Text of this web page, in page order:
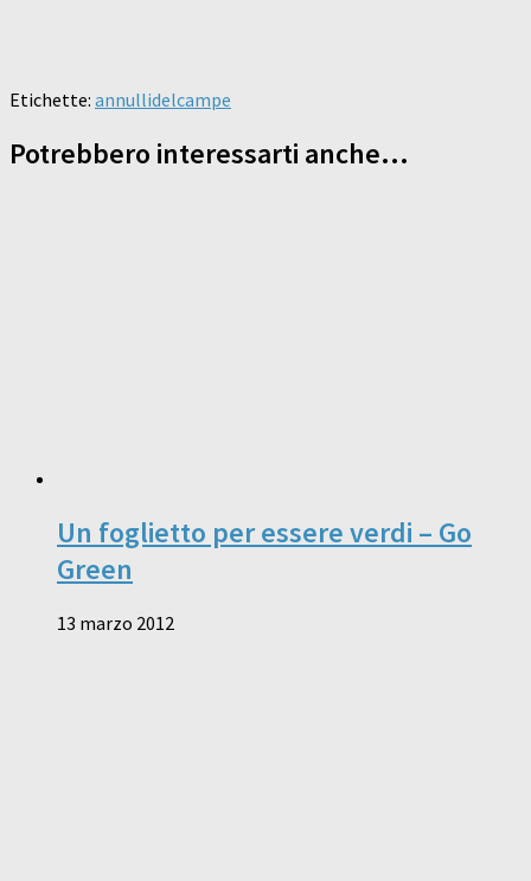
Etichette: annullidelcampe
Potrebbero interessarti anche...
Un foglietto per essere verdi – Go
Green
13 marzo 2012